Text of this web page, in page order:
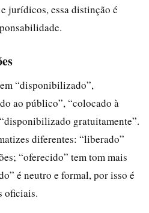
jurídicos, essa distinção é
“disponibilizado”,
ao público”, “colocado à
gratuitamente”.
diferentes: “liberado”
“oferecido” tem tom mais
é neutro e formal, por isso é
oficiais.